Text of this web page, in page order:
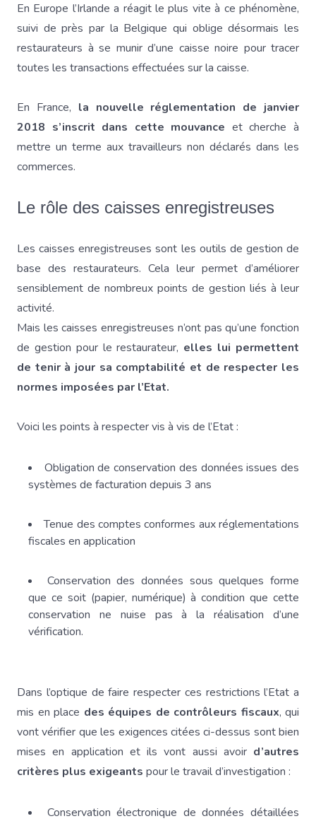
En Europe l’Irlande a réagit le plus vite à ce phénomène,
suivi de près par la Belgique qui oblige désormais les
restaurateurs à se munir d’une caisse noire pour tracer
toutes les transactions effectuées sur la caisse.
En France, la nouvelle réglementation de janvier
2018 s’inscrit dans cette mouvance et cherche à
mettre un terme aux travailleurs non déclarés dans les
commerces.
Le rôle des caisses enregistreuses
Les caisses enregistreuses sont les outils de gestion de
base des restaurateurs. Cela leur permet d’améliorer
sensiblement de nombreux points de gestion liés à leur
activité.
Mais les caisses enregistreuses n’ont pas qu’une fonction
de gestion pour le restaurateur, elles lui permettent
de tenir à jour sa comptabilité et de respecter les
normes imposées par l’Etat.
Voici les points à respecter vis à vis de l’Etat :
Obligation de conservation des données issues des
systèmes de facturation depuis 3 ans
Tenue des comptes conformes aux réglementations
fiscales en application
Conservation des données sous quelques forme
que ce soit (papier, numérique) à condition que cette
conservation ne nuise pas à la réalisation d’une
vérification.
Dans l’optique de faire respecter ces restrictions l’Etat a
mis en place des équipes de contrôleurs fiscaux, qui
vont vérifier que les exigences citées ci-dessus sont bien
mises en application et ils vont aussi avoir d’autres
critères plus exigeants pour le travail d’investigation :
Conservation électronique de données détaillées